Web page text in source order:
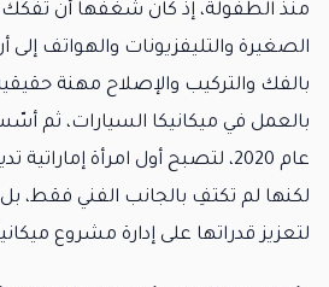
منذ الطفولة، إذ كان شغفها أن تفكك
الصغيرة والتليفزيونات والهواتف
بالعمل في ميكانيكا السيارات، ثم
عام 2020، لتصبح أول امرأة
لكنها لم تكتفِ بالجانب الفني فقط، بل
لتعزيز قدراتها على إدارة مشروع